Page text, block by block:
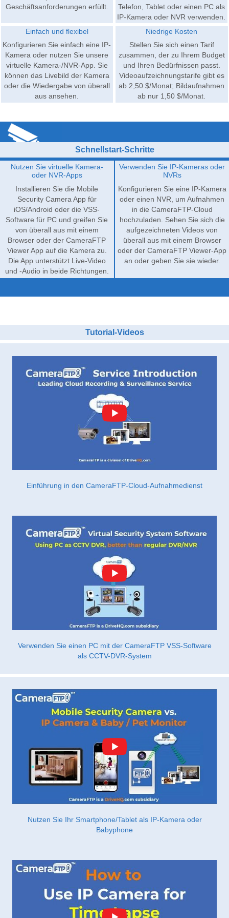
Geschäftsanforderungen erfüllt.
Telefon, Tablet oder einen PC als
IP-Kamera oder NVR verwenden.
Einfach und flexibel
Konfigurieren Sie einfach eine IP-
Kamera oder nutzen Sie unsere
virtuelle Kamera-/NVR-App. Sie
können das Livebild der Kamera
oder die Wiedergabe von überall
aus ansehen.
Niedrige Kosten
Stellen Sie sich einen Tarif
zusammen, der zu Ihrem Budget
und Ihren Bedürfnissen passt.
Videoaufzeichnungstarife gibt es
ab 2,50 $/Monat; Bildaufnahmen
ab nur 1,50 $/Monat.
Schnellstart-Schritte
Nutzen Sie virtuelle Kamera-
oder NVR-Apps
Installieren Sie die Mobile
Security Camera App für
iOS/Android oder die VSS-
Software für PC und greifen Sie
von überall aus mit einem
Browser oder der CameraFTP
Viewer App auf die Kamera zu.
Die App unterstützt Live-Video
und -Audio in beide Richtungen.
Verwenden Sie IP-Kameras oder
NVRs
Konfigurieren Sie eine IP-Kamera
oder einen NVR, um Aufnahmen
in die CameraFTP-Cloud
hochzuladen. Sehen Sie sich die
aufgezeichneten Videos von
überall aus mit einem Browser
oder der CameraFTP Viewer-App
an oder geben Sie sie wieder.
Tutorial-Videos
Einführung in den CameraFTP-Cloud-Aufnahmedienst
Verwenden Sie einen PC mit der CameraFTP VSS-Software
als CCTV-DVR-System
Nutzen Sie Ihr Smartphone/Tablet als IP-Kamera oder
Babyphone